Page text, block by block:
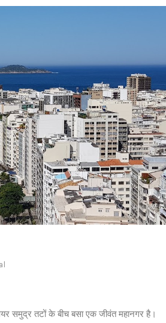
समुद्र तटों के बीच बसा एक जीवंत महानगर है।